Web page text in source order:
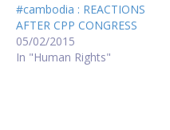
#cambodia : REACTIONS
AFTER CPP CONGRESS
05/02/2015
In "Human Rights"